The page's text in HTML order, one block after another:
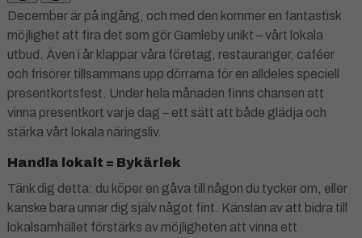
December är på ingång, och med den kommer en fantastisk
möjlighet att fira det som gör Gamleby unikt – vårt lokala
utbud. Även i år klappar våra företag, restauranger, caféer
och frisörer tillsammans upp dörrarna för en alldeles speciell
presentkortsfest. Under hela månaden finns chansen att
vinna presentkort varje dag – ett sätt att både glädja och
stärka vårt lokala näringsliv.
Handla lokalt = Bykärlek
Tänk dig detta: du köper en gåva till någon du tycker om, eller
kanske bara unnar dig själv något fint. Känslan av att bidra till
lokalsamhället förstärks av möjligheten att vinna ett